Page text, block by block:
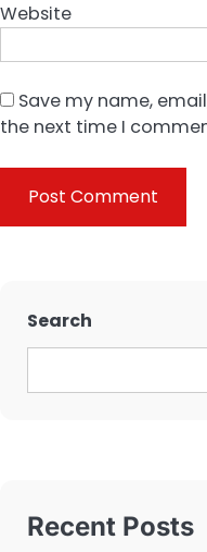
Website
Save my name,
the next time I
Search
Recent Posts